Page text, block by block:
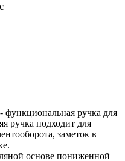
ручка для
ручка подходит для
заметок в
основе пониженной